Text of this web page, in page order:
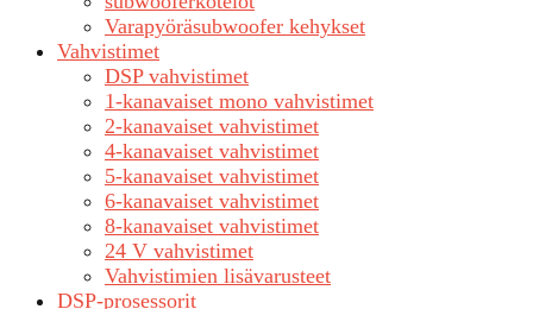
Varapyöräsubwoofer kehykset
Vahvistimet
DSP vahvistimet
1-kanavaiset mono vahvistimet
2-kanavaiset vahvistimet
4-kanavaiset vahvistimet
5-kanavaiset vahvistimet
6-kanavaiset vahvistimet
8-kanavaiset vahvistimet
24 V vahvistimet
Vahvistimien lisävarusteet
DSP-prosessorit